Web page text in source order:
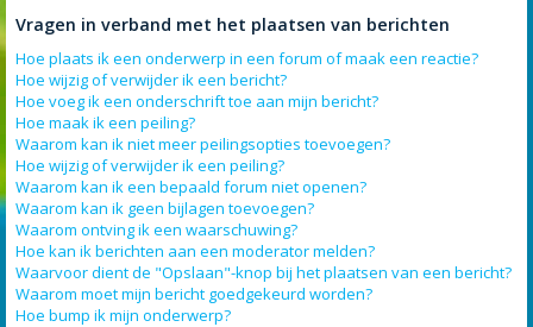
Vragen in verband met het plaatsen van berichten
Hoe plaats ik een onderwerp in een forum of maak een reactie?
Hoe wijzig of verwijder ik een bericht?
Hoe voeg ik een onderschrift toe aan mijn bericht?
Hoe maak ik een peiling?
Waarom kan ik niet meer peilingsopties toevoegen?
Hoe wijzig of verwijder ik een peiling?
Waarom kan ik een bepaald forum niet openen?
Waarom kan ik geen bijlagen toevoegen?
Waarom ontving ik een waarschuwing?
Hoe kan ik berichten aan een moderator melden?
Waarvoor dient de "Opslaan"-knop bij het plaatsen van een bericht?
Waarom moet mijn bericht goedgekeurd worden?
Hoe bump ik mijn onderwerp?